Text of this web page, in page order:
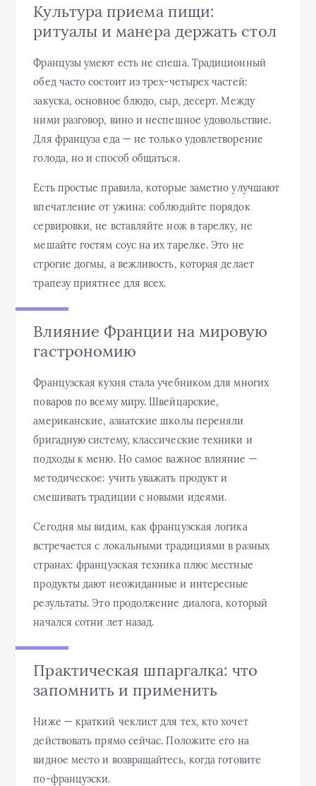
Культура приема пищи:
ритуалы и манера держать стол
Французы умеют есть не спеша. Традиционный
обед часто состоит из трех-четырех частей:
закуска, основное блюдо, сыр, десерт. Между
ними разговор, вино и неспешное удовольствие.
Для француза еда — не только удовлетворение
голода, но и способ общаться.
Есть простые правила, которые заметно улучшают
впечатление от ужина: соблюдайте порядок
сервировки, не вставляйте нож в тарелку, не
мешайте гостям соус на их тарелке. Это не
строгие догмы, а вежливость, которая делает
трапезу приятнее для всех.
Влияние Франции на мировую
гастрономию
Французская кухня стала учебником для многих
поваров по всему миру. Швейцарские,
американские, азиатские школы переняли
бригадную систему, классические техники и
подходы к меню. Но самое важное влияние —
методическое: учить уважать продукт и
смешивать традиции с новыми идеями.
Сегодня мы видим, как французская логика
встречается с локальными традициями в разных
странах: французская техника плюс местные
продукты дают неожиданные и интересные
результаты. Это продолжение диалога, который
начался сотни лет назад.
Практическая шпаргалка: что
запомнить и применить
Ниже — краткий чеклист для тех, кто хочет
действовать прямо сейчас. Положите его на
видное место и возвращайтесь, когда готовите
по‑французски.